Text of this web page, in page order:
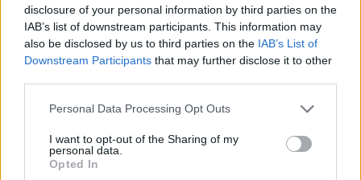
disclosure of your personal information by third parties on the
IAB’s list of downstream participants. This information may
also be disclosed by us to third parties on the IAB’s List of
Downstream Participants that may further disclose it to other
Please note that this website/app uses one or more Google
not limited to your visit or usage behaviour. You may click to
grant or deny consent to Google and its third-party tags to
use your data for below specified purposes in below Google
Personal Data Processing Opt Outs
I want to opt-out of the Sharing of my
personal data.
Opted In